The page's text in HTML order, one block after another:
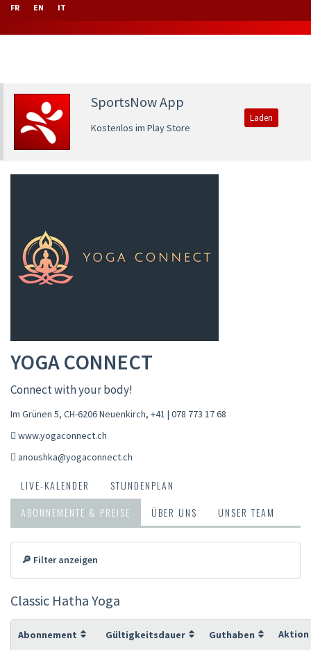
FR EN IT
SportsNow App
Kostenlos im Play Store
Laden
YOGA CONNECT
Connect with your body!
Im Grünen 5, CH-6206 Neuenkirch, +41 | 078 773 17 68
www.yogaconnect.ch
anoushka@yogaconnect.ch
LIVE-KALENDER
STUNDENPLAN
ABONNEMENTE & PREISE
ÜBER UNS UNSER TEAM
🔎 Filter anzeigen
Classic Hatha Yoga
Abonnement Gültigkeitsdauer Guthaben Aktion